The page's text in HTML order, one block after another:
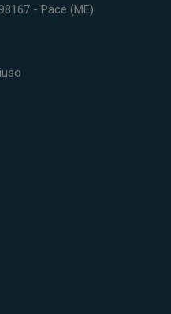
- Pace (ME)